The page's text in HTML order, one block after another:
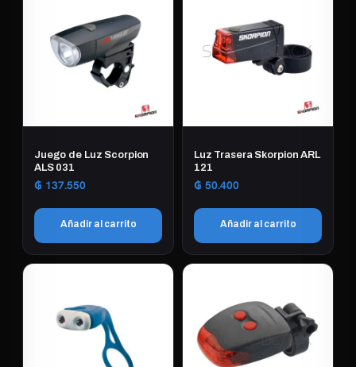
Juego de Luz Scorpion
ALS 031
₲ 137.550
Añadir al carrito
Luz Trasera Skorpion ARL
121
₲ 50.400
Añadir al carrito